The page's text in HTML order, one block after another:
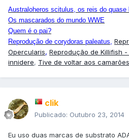
Australoheros scitulus, os reis do quase
Os mascarados do mundo WWE
Quem é o pai?
Reprodução de corydoras paleatus,
Opercularis, Reprodução de Killifish
innidere, Tive de voltar aos
clik
Publicado: Outubro 23, 2014
Eu uso duas marcas de substrato